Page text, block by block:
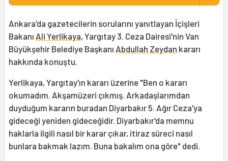
Ankara'da gazetecilerin sorularını yanıtlayan İçişleri
Bakanı Ali Yerlikaya, Yargıtay 3. Ceza Dairesi'nin Van
Büyükşehir Belediye Başkanı Abdullah Zeydan kararı
hakkında konuştu.
Yerlikaya, Yargıtay'ın kararı üzerine "Ben o kararı
okumadım. Akşamüzeri çıkmış. Arkadaşlarımdan
duyduğum kararın buradan Diyarbakır 5. Ağır Ceza'ya
gideceği yeniden gideceğidir. Diyarbakır'da memnu
haklarla ilgili nasıl bir karar çıkar, itiraz süreci nasıl
bunlara bakmak lazım. Buna bakalım ona göre" dedi.